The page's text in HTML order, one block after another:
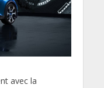
avec la